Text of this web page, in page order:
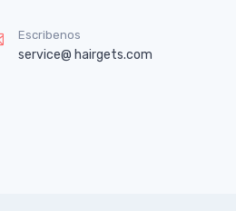
Escribenos
service@ hairgets.com